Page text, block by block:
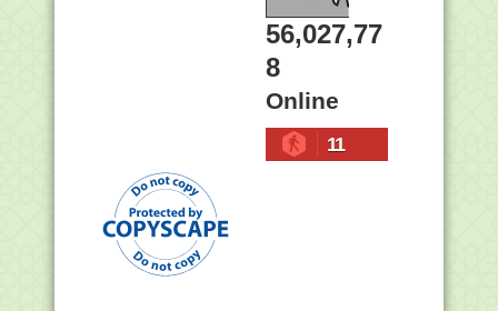
56,027,77
8
Online
11